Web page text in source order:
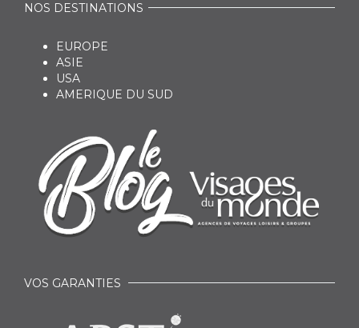
NOS DESTINATIONS
EUROPE
ASIE
USA
AMERIQUE DU SUD
VOS GARANTIES